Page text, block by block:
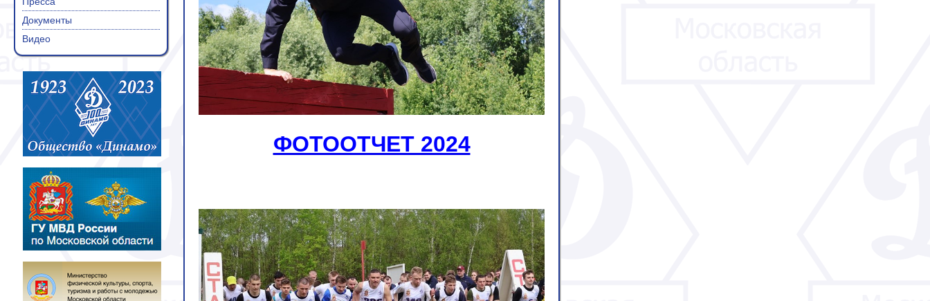
Документы
Видео
ФОТООТЧЕТ 2024